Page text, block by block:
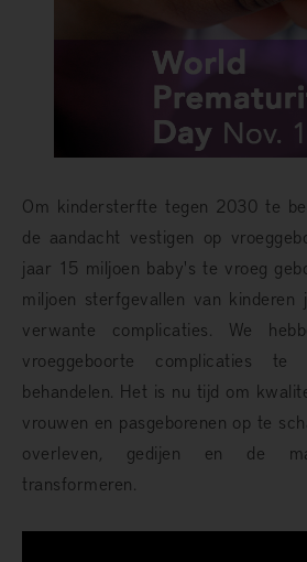
Om kindersterfte tegen 2030 te
de aandacht vestigen op
jaar 15 miljoen baby's te vroeg
miljoen sterfgevallen van
verwante complicaties. We
vroeggeboorte complicaties
behandelen. Het is nu tijd om
vrouwen en pasgeborenen op te
overleven, gedijen en de
transformeren.